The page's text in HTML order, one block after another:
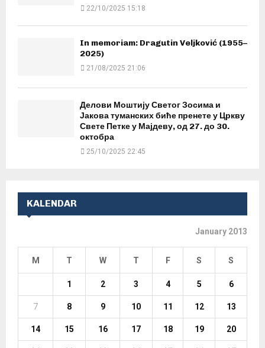
22/10/2025 15:18
In memoriam: Dragutin Veljković (1955–
2025)
21/08/2025 21:06
Делови Моштију Светог Зосима и
Јакова туманских биће пренете у Цркву
Свете Петке у Мајдеву, од 27. до 30.
октобра
25/10/2025 22:45
KALENDAR
January 2013
M T W T F S S
1 2 3 4 5 6
7 8 9 10 11 12 13
14 15 16 17 18 19 20